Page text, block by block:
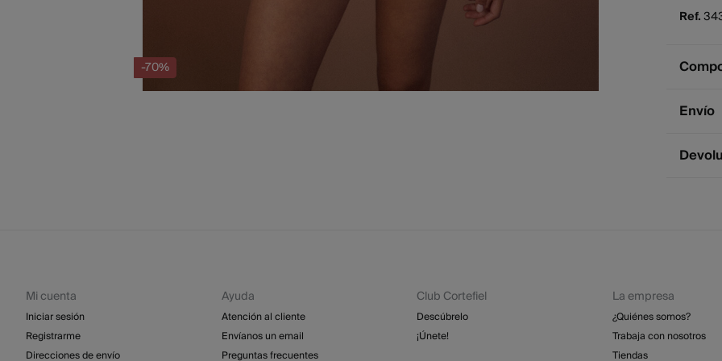
-70%
Ref.
Envío
4 -
Mi cuenta
Iniciar sesión
Registrarme
Direcciones de envío
Ayuda
Atención al cliente
Envíanos un email
Preguntas frecuentes
Club Cortefiel
Descúbrelo
¡Únete!
La empresa
¿Quiénes somos?
Trabaja con nosotros
Tiendas